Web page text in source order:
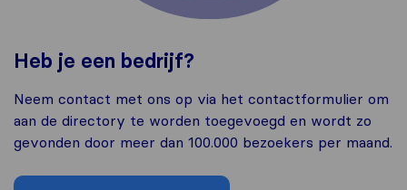
Heb je een bedrijf?
Neem contact met ons op via het contactformulier om
aan de directory te worden toegevoegd en wordt zo
gevonden door meer dan 100.000 bezoekers per maand.